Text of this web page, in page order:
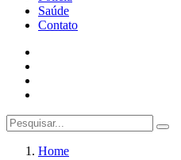
Saúde
Contato
Home